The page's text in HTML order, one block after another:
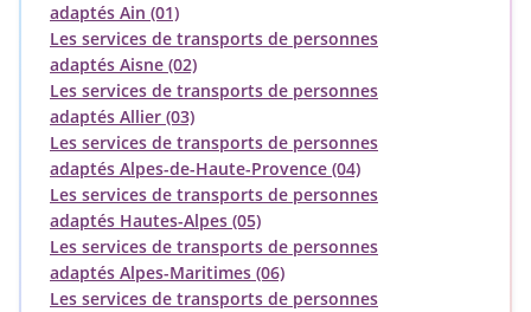
adaptés Ain (01)
Les services de transports de personnes
adaptés Aisne (02)
Les services de transports de personnes
adaptés Allier (03)
Les services de transports de personnes
adaptés Alpes-de-Haute-Provence (04)
Les services de transports de personnes
adaptés Hautes-Alpes (05)
Les services de transports de personnes
adaptés Alpes-Maritimes (06)
Les services de transports de personnes